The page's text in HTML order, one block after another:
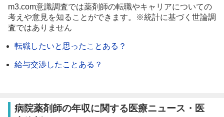
m3.com意識調査では薬剤師の転職やキャリアについての
考えや意見を知ることができます。※統計に基づく世論調
査ではありません
転職したいと思ったことある？
給与交渉したことある？
病院薬剤師の年収に関する医療ニュース・医